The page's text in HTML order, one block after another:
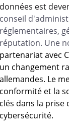
données est
conseil
réglementaires,
réputation. Une
partenariat avec
un changement
allemandes. Le
conformité et la
clés dans la prise
cybersécurité.